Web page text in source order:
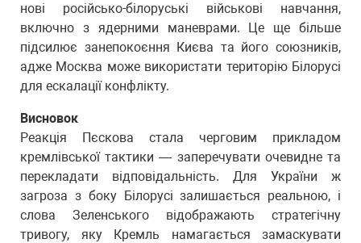
нові російсько-білоруські військові навчання,
включно з ядерними маневрами. Це ще більше
підсилює занепокоєння Києва та його союзників,
адже Москва може використати територію Білорусі
для ескалації конфлікту.
Висновок
Реакція Пєскова стала черговим прикладом
кремлівської тактики — заперечувати очевидне та
перекладати відповідальність. Для України ж
загроза з боку Білорусі залишається реальною, і
слова Зеленського відображають стратегічну
тривогу, яку Кремль намагається замаскувати